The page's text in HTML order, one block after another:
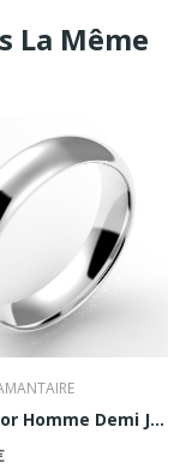
La Même
Alliance or Homme Demi Jonc 5